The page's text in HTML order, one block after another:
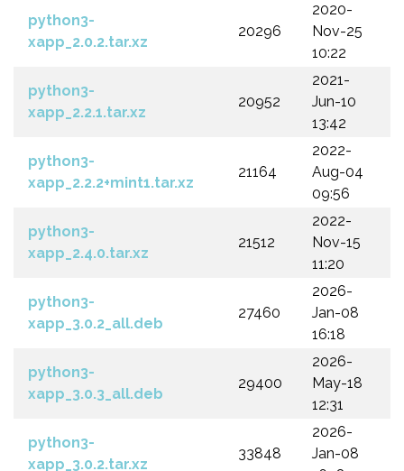
python3-
xapp_2.0.2.tar.xz
20296
2020-
Nov-25
10:22
python3-
xapp_2.2.1.tar.xz
20952
2021-
Jun-10
13:42
python3-
xapp_2.2.2+mint1.tar.xz
21164
2022-
Aug-04
09:56
python3-
xapp_2.4.0.tar.xz
21512
2022-
Nov-15
11:20
python3-
xapp_3.0.2_all.deb
27460
2026-
Jan-08
16:18
python3-
xapp_3.0.3_all.deb
29400
2026-
May-18
12:31
python3-
xapp_3.0.2.tar.xz
33848
2026-
Jan-08